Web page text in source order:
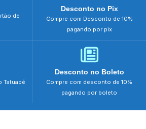
de
Desconto no Pix
Compre com Desconto de 10%
pagando por pix
Tatuapé
Desconto no Boleto
Compre com desconto de 10%
pagando por boleto